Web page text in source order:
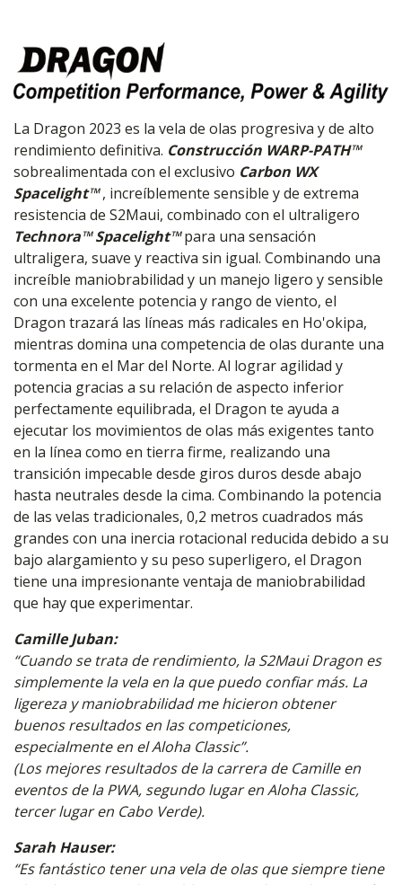
La Dragon 2023 es la vela de olas progresiva y de alto
rendimiento definitiva. Construcción WARP-PATH™
sobrealimentada con el exclusivo Carbon WX
Spacelight™, increíblemente sensible y de extrema
resistencia de S2Maui, combinado con el ultraligero
Technora™ Spacelight™para una sensación
ultraligera, suave y reactiva sin igual. Combinando una
increíble maniobrabilidad y un manejo ligero y sensible
con una excelente potencia y rango de viento, el
Dragon trazará las líneas más radicales en Ho'okipa,
mientras domina una competencia de olas durante una
tormenta en el Mar del Norte. Al lograr agilidad y
potencia gracias a su relación de aspecto inferior
perfectamente equilibrada, el Dragon te ayuda a
ejecutar los movimientos de olas más exigentes tanto
en la línea como en tierra firme, realizando una
transición impecable desde giros duros desde abajo
hasta neutrales desde la cima. Combinando la potencia
de las velas tradicionales, 0,2 metros cuadrados más
grandes con una inercia rotacional reducida debido a su
bajo alargamiento y su peso superligero, el Dragon
tiene una impresionante ventaja de maniobrabilidad
que hay que experimentar.
Camille Juban:
“Cuando se trata de rendimiento, la S2Maui Dragon es
simplemente la vela en la que puedo confiar más. La
ligereza y maniobrabilidad me hicieron obtener
buenos resultados en las competiciones,
especialmente en el Aloha Classic”.
(Los mejores resultados de la carrera de Camille en
eventos de la PWA, segundo lugar en Aloha Classic,
tercer lugar en Cabo Verde).
Sarah Hauser:
“Es fantástico tener una vela de olas que siempre tiene